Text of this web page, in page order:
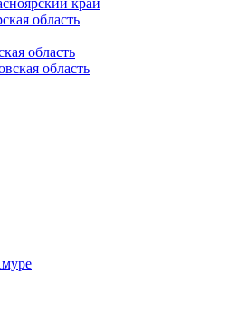
область
область
область